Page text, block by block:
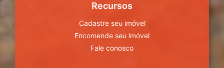
Recursos
Cadastre seu imóvel
Encomende seu imóvel
Fale conosco